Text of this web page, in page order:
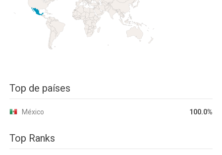
Top de países
México 100.0%
Top Ranks